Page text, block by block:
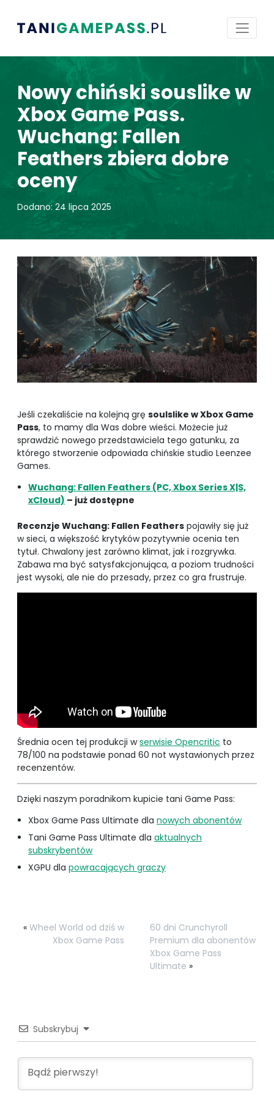
Nowy chiński souslike w
Xbox Game Pass.
Wuchang: Fallen
Feathers zbiera dobre
oceny
Dodano: 24 lipca 2025
Jeśli czekaliście na kolejną grę soulslike w Xbox Game
Pass, to mamy dla Was dobre wieści. Możecie już
sprawdzić nowego przedstawiciela tego gatunku, za
którego stworzenie odpowiada chińskie studio Leenzee
Games.
Wuchang: Fallen Feathers (PC, Xbox Series X|S,
xCloud) – już dostępne
Recenzje Wuchang: Fallen Feathers pojawiły się już
w sieci, a większość krytyków pozytywnie ocenia ten
tytuł. Chwalony jest zarówno klimat, jak i rozgrywka.
Zabawa ma być satysfakcjonująca, a poziom trudności
jest wysoki, ale nie do przesady, przez co gra frustruje.
Średnia ocen tej produkcji wserwisie Opencritic to
78/100 na podstawie ponad 60 not wystawionych przez
recenzentów.
Dzięki naszym poradnikom kupicie tani Game Pass:
Xbox Game Pass Ultimate dla nowych abonentów
Tani Game Pass Ultimate dla aktualnych
subskrybentów
XGPU dla powracających graczy
« Wheel World od dziś w
Xbox Game Pass
60 dni Crunchyroll
Premium dla abonentów
Xbox Game Pass
Ultimate »
Subskrybuj